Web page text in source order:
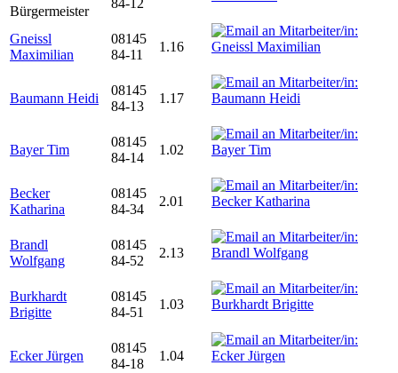
Bürgermeister
84-12
Gneissl
Maximilian
08145
84-11
1.16
Baumann Heidi
08145
84-13
1.17
Bayer Tim
08145
84-14
1.02
Becker
Katharina
08145
84-34
2.01
Brandl
Wolfgang
08145
84-52
2.13
Burkhardt
Brigitte
08145
84-51
1.03
Ecker Jürgen
08145
84-18
1.04